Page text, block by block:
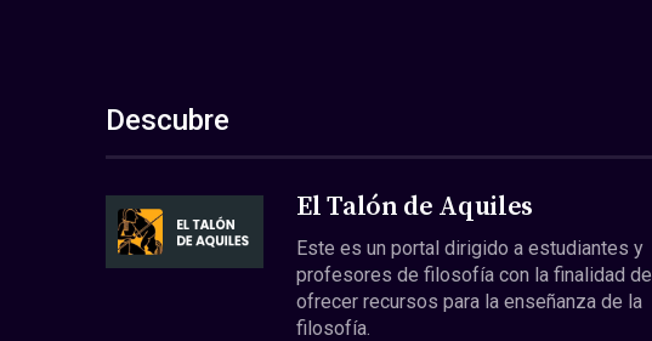
Descubre
El Talón de Aquiles
Este es un portal dirigido a estudiantes y
profesores de filosofía con la finalidad de
ofrecer recursos para la enseñanza de la
filosofía.